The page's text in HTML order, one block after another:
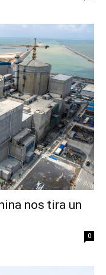
nos tira un
0